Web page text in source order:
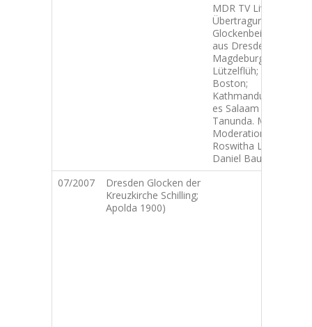
MDR TV Live-
Übertragung.
Glockenbeiträge
aus Dresden;
Magdeburg;
Lützelflüh; Rom;
Boston;
Kathmandu; Dar
es Salaam und
Tanunda. MDR-
Moderation:
Roswitha Lorenz;
Daniel Baumbach
07/2007
Dresden Glocken der
Kreuzkirche Schilling;
Apolda 1900)